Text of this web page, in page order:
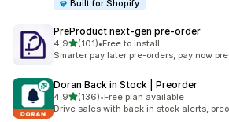
Built for Shopify
PreProduct next‑gen pre‑order
4,95 yıldız üzerinden
(101)
toplam 101 değerlendirme
•Free to install
Smarter pay later pre-orders, pay now
Doran Back in Stock | Preorder
4,95 yıldız üzerinden
(136)
toplam 136 değerlendirme
•Free plan available
Drive sales with back in stock alerts,